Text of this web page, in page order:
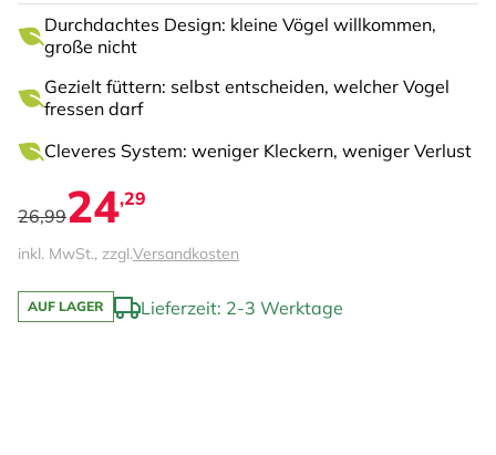
Durchdachtes Design: kleine Vögel willkommen,
große nicht
Gezielt füttern: selbst entscheiden, welcher Vogel
fressen darf
Cleveres System: weniger Kleckern, weniger Verlust
26,9924,29
inkl. MwSt., zzgl.Versandkosten
AUF LAGER Lieferzeit: 2-3 Werktage